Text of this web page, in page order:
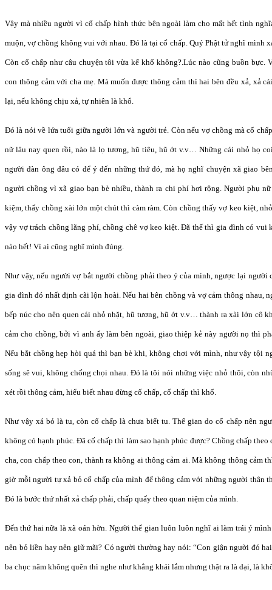
Vậy mà nhiều người vì cố chấp hình thức bên ngoài làm cho mất hết tình
muộn, vợ chồng không vui với nhau. Đó là tại cố chấp. Quý Phật tử nghĩ mình
Còn cố chấp như câu chuyện tôi vừa kể khổ không?.Lúc nào cũng buồn bực.
con thông cảm với cha mẹ. Mà muốn được thông cảm thì hai bên đều xả, xả
lại, nếu không chịu xả, tự nhiên là khổ.
Đó là nói về lứa tuổi giữa người lớn và người trẻ. Còn nếu vợ chồng mà cố
nữ lâu nay quen rồi, nào là lọ tương, hũ tiêu, hũ ớt v.v… Những cái nhỏ họ
người đàn ông đâu có để ý đến những thứ đó, mà họ nghĩ chuyện xã giao
người chồng vì xã giao bạn bè nhiều, thành ra chi phí hơi rộng. Người phụ
kiệm, thấy chồng xài lớn một chút thì càm ràm. Còn chồng thấy vợ keo kiệt,
vậy vợ trách chồng lãng phí, chồng chê vợ keo kiệt. Đã thế thì gia đình có vui
nào hết! Vì ai cũng nghĩ mình đúng.
Như vậy, nếu người vợ bắt người chồng phải theo ý của mình, ngược lại
gia đình đó nhất định cãi lộn hoài. Nếu hai bên chồng và vợ cảm thông nhau,
bếp núc cho nên quen cái nhỏ nhặt, hũ tương, hũ ớt v.v… thành ra xài lớn cô
cảm cho chồng, bởi vì anh ấy làm bên ngoài, giao thiệp kẻ này người nọ thì
Nếu bắt chồng hẹp hòi quá thì bạn bè khi, không chơi với mình, như vậy tội
sống sẽ vui, không chống chọi nhau. Đó là tôi nói những việc nhỏ thôi, còn
xét rồi thông cảm, hiểu biết nhau đừng cố chấp, cố chấp thì khổ.
Như vậy xả bỏ là tu, còn cố chấp là chưa biết tu. Thế gian do cố chấp nên
không có hạnh phúc. Đã cố chấp thì làm sao hạnh phúc được? Chồng chấp
cha, con chấp theo con, thành ra không ai thông cảm ai. Mà không thông cảm
giờ mỗi người tự xả bỏ cố chấp của mình để thông cảm với những người thân
Đó là bước thứ nhất xả chấp phải, chấp quấy theo quan niệm của mình.
Đến thứ hai nữa là xã oán hờn. Người thế gian luôn luôn nghĩ ai làm trái ý
nên bỏ liền hay nên giữ mãi? Có người thường hay nói: “Con giận người đó
ba chục năm không quên thì nghe như khẳng khái lắm nhưng thật ra là dại, là